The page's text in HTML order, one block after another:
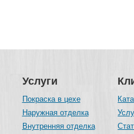
Услуги
Покраска в цехе
Наружная отделка
Внутренняя отделка